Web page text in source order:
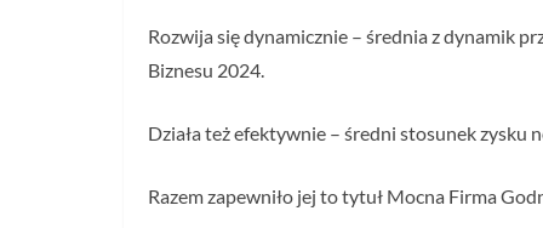
Rozwija się dynamicznie – średnia z dynamik
Biznesu 2024.
Działa też efektywnie – średni stosunek zysku
Razem zapewniło jej to tytuł Mocna Firma